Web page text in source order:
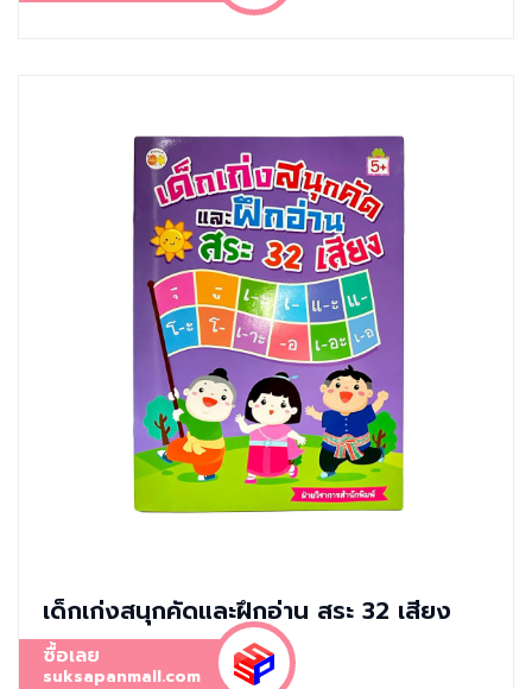
เด็กเก่งสนุกคัดและฝึกอ่าน สระ 32 เสียง
ซื้อเลย
suksapanmall.com